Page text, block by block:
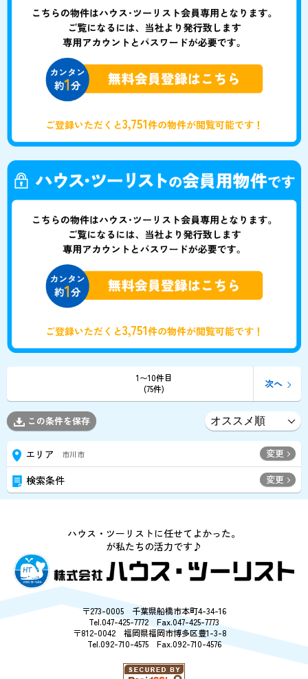
ご登録いただくと3,751件の物件が閲覧可能です！
ご登録いただくと3,751件の物件が閲覧可能です！
1〜10件目
(75件)
次へ
この条件を保存
エリア 市川市 変更
検索条件 変更
ハウス・ツーリストに任せてよかった。
が私たちの活力です♪
〒273-0005 千葉県船橋市本町4-34-16
Tel.047-425-7772 Fax.047-425-7773
〒812-0042 福岡県福岡市博多区豊1-3-8
Tel.092-710-4575 Fax.092-710-4576